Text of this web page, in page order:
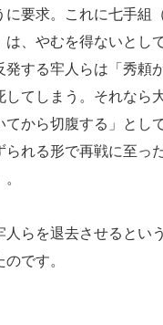
に要求。これに七手組
は、やむを得ないとし
発する牢人らは「秀頼
してしまう。それなら
てから切腹する」とし
られる形で再戦に至っ
らを退去させるとい
です。